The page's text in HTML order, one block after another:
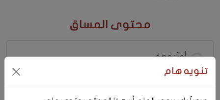
محتوى المساق
أولاً: قصة
تنويه هام